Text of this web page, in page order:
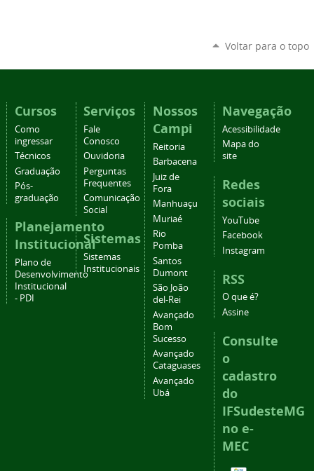
Voltar para o topo
Cursos
Como
ingressar
Técnicos
Graduação
Pós-
graduação
Planejamento
Institucional
Plano de
Desenvolvimento
Institucional
- PDI
Serviços
Fale
Conosco
Ouvidoria
Perguntas
Frequentes
Comunicação
Social
Sistemas
Sistemas
Institucionais
Nossos
Campi
Reitoria
Barbacena
Juiz de
Fora
Manhuaçu
Muriaé
Rio
Pomba
Santos
Dumont
São João
del-Rei
Avançado
Bom
Sucesso
Avançado
Cataguases
Avançado
Ubá
Navegação
Acessibilidade
Mapa do
site
Redes
sociais
YouTube
Facebook
Instagram
RSS
O que é?
Assine
Consulte
o
cadastro
do
IFSudesteMG
no e-
MEC